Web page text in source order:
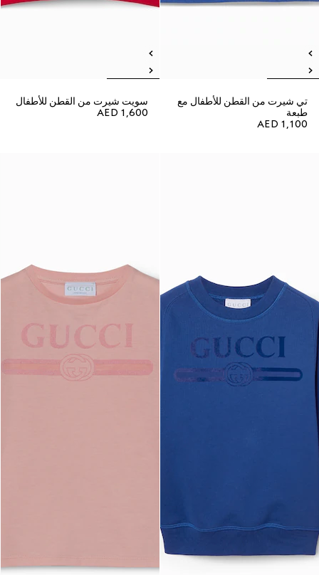
تي شيرت من القطن للأطفال مع
طبعة
AED 1,100
سويت شيرت من القطن للأطفال
AED 1,600